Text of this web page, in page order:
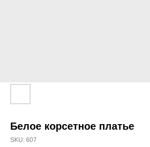
Белое корсетное платье
SKU: 607